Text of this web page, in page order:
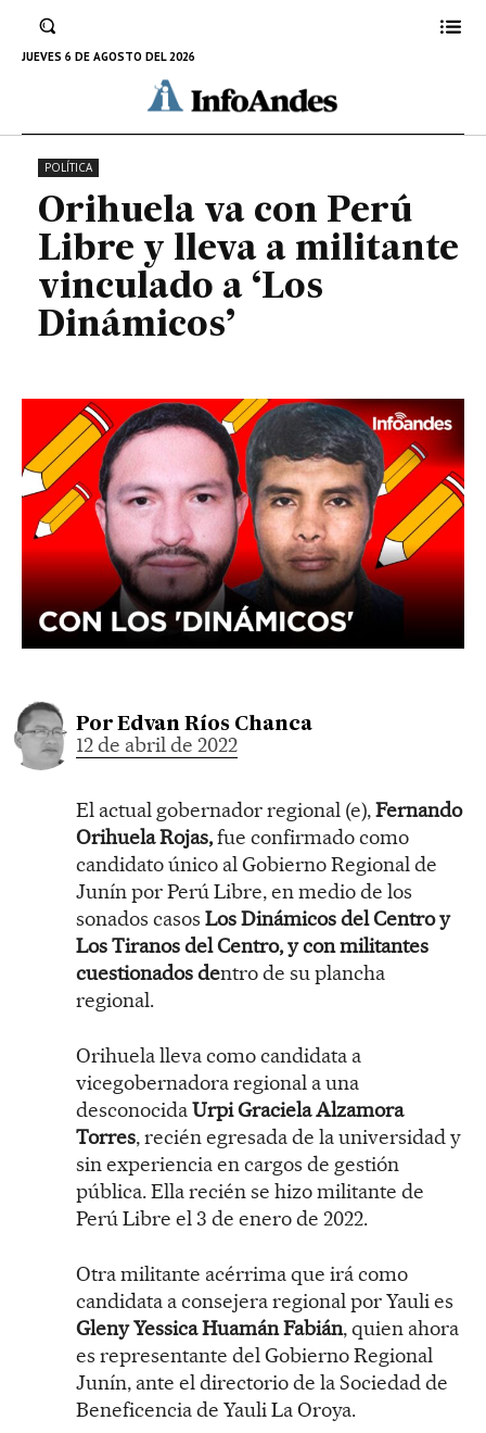
JUEVES 6 DE AGOSTO DEL 2026Dinámicos’
12 DE ABRIL DE 2022
POLÍTICA
Orihuela va con Perú
Libre y lleva a militante
vinculado a ‘Los
Dinámicos’
Por Edvan Ríos Chanca
12 de abril de 2022
El actual gobernador regional (e),Fernando
Orihuela Rojas,fue confirmado como
candidato único al Gobierno Regional de
Junín por Perú Libre, en medio de los
sonados casos Los Dinámicos del Centro y
Los Tiranos del Centro, y con militantes
cuestionados dentro de su plancha
regional.
Orihuela lleva como candidata a
vicegobernadora regional a una
desconocidaUrpi Graciela Alzamora
Torres, recién egresada de la universidad y
sin experiencia en cargos de gestión
pública. Ella recién se hizo militante de
Perú Libre el 3 de enero de 2022.
Otra militante acérrima que irá como
candidata a consejera regional por Yauli es
Gleny Yessica Huamán Fabián, quien ahora
es representante del Gobierno Regional
Junín, ante el directorio de la Sociedad de
Beneficencia de Yauli La Oroya.